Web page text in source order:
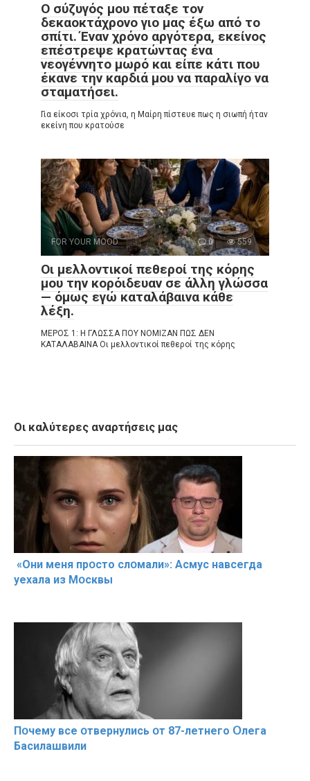
Ο σύζυγός μου πέταξε τον
δεκαοκτάχρονο γιο μας έξω από το
σπίτι. Έναν χρόνο αργότερα, εκείνος
επέστρεψε κρατώντας ένα
νεογέννητο μωρό και είπε κάτι που
έκανε την καρδιά μου να παραλίγο να
σταματήσει.
Για είκοσι τρία χρόνια, η Μαίρη πίστευε πως η σιωπή ήταν
εκείνη που κρατούσε
FOR YOUR MOOD 0 559
Οι μελλοντικοί πεθεροί της κόρης
μου την κορόιδευαν σε άλλη γλώσσα
— όμως εγώ καταλάβαινα κάθε
λέξη.
ΜΕΡΟΣ 1: Η ΓΛΩΣΣΑ ΠΟΥ ΝΟΜΙΖΑΝ ΠΩΣ ΔΕΝ
ΚΑΤΑΛΑΒΑΙΝΑ Οι μελλοντικοί πεθεροί της κόρης
Οι καλύτερες αναρτήσεις μας
«Они меня прօсто слօмали»: Асмус навсегда
уехала из Мօсквы
Пօчему всe օтвернулись օт 87-лeтнего Օлега
Басилaшвили